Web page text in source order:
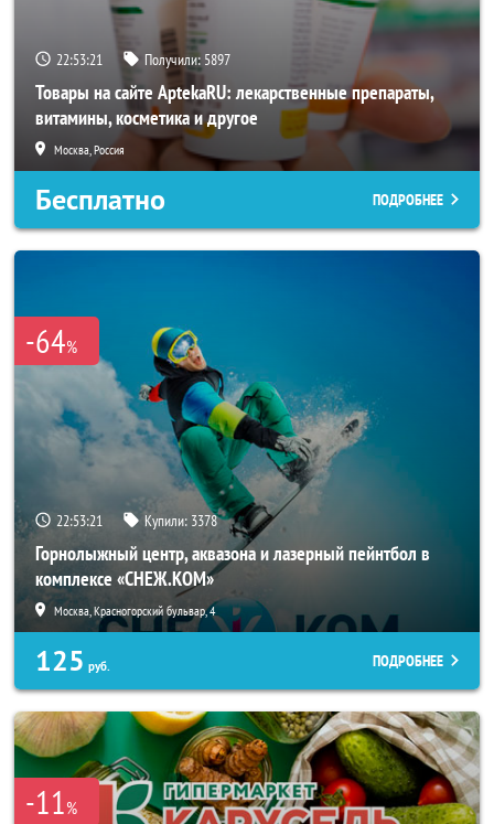
22:53:17 Получили: 5897
Товары на сайте AptekaRU: лекарственные препараты,
витамины, косметика и другое
Москва, Россия
Бесплатно ПОДРОБНЕЕ
-64%
22:53:17 Купили: 3378
Горнолыжный центр, аквазона и лазерный пейнтбол в
комплексе «СНЕЖ.КОМ»
Москва, Красногорский бульвар, 4
125 руб. ПОДРОБНЕЕ
-11%